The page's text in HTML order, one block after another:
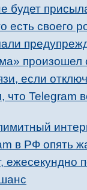
будет
есть своего
произошел
если
что Telegram
в РФ опять